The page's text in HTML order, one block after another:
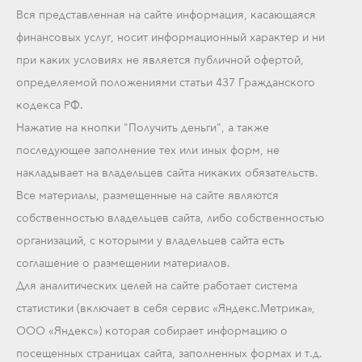
Вся представленная на сайте информация, касающаяся
финансовых услуг, носит информационный характер и ни
при каких условиях не является публичной офертой,
определяемой положениями статьи 437 Гражданского
кодекса РФ.
Нажатие на кнопки "Получить деньги", а также
последующее заполнение тех или иных форм, не
накладывает на владельцев сайта никаких обязательств.
Все материалы, размещенные на сайте являются
собственностью владельцев сайта, либо собственностью
организаций, с которыми у владельцев сайта есть
соглашение о размещении материалов.
Для аналитических целей на сайте работает система
статистики (включает в себя сервис «Яндекс.Метрика»,
ООО «Яндекс») которая собирает информацию о
посещенных страницах сайта, заполненных формах и т.д.